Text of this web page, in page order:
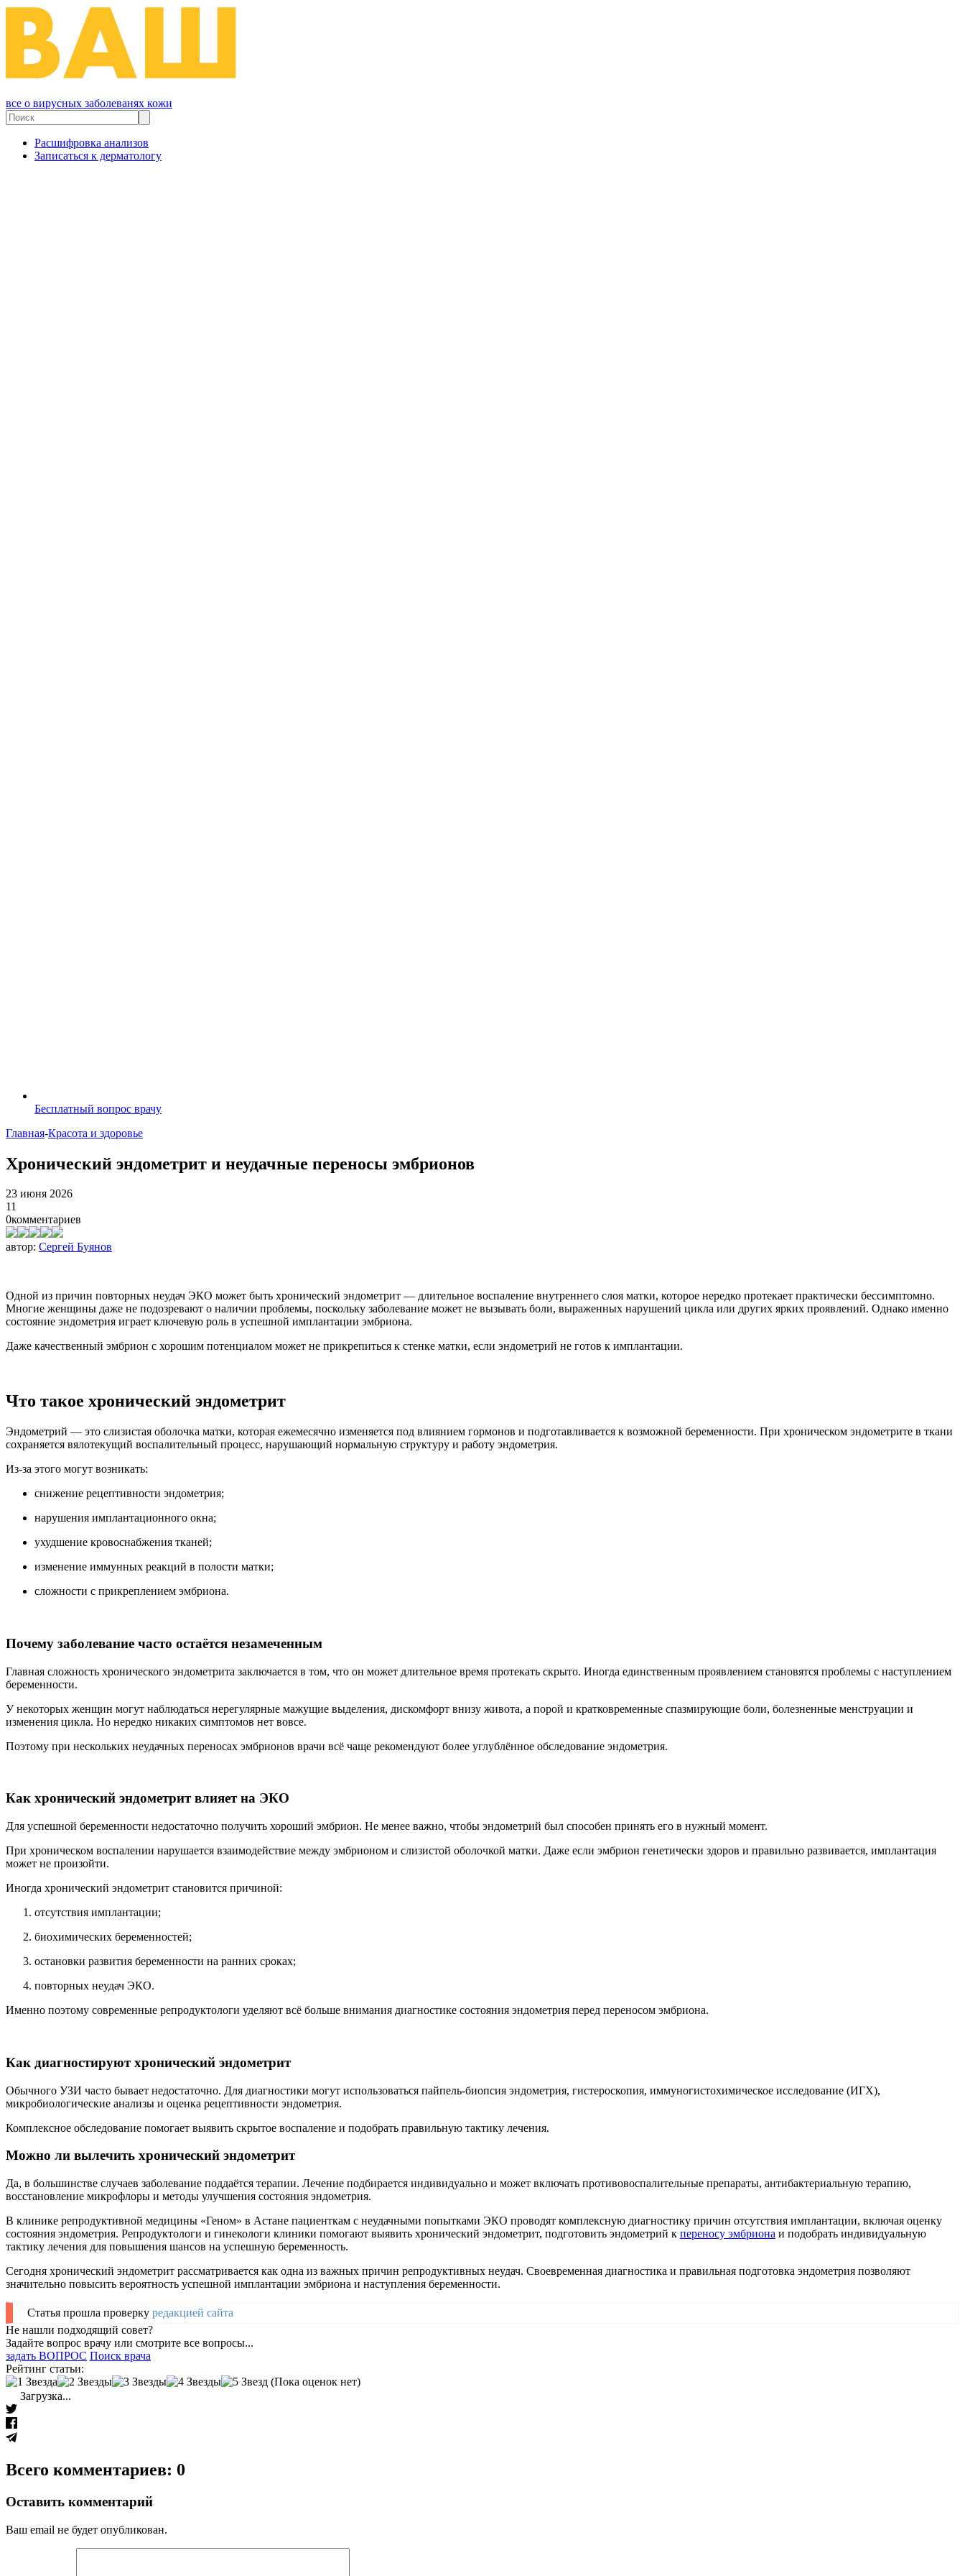
все о вирусных заболеванях кожи
Расшифровка анализов
Записаться к дерматологу
Бесплатный вопрос врачу
Главная-Красота и здоровье
Хронический эндометрит и неудачные переносы эмбрионов
23 июня 2026
11
0комментариев
автор: Сергей Буянов
Одной из причин повторных неудач ЭКО может быть хронический эндометрит — длительное воспаление внутреннего слоя матки, которое нередко протекает практически бессимптомно.
Многие женщины даже не подозревают о наличии проблемы, поскольку заболевание может не вызывать боли, выраженных нарушений цикла или других ярких проявлений. Однако именно
состояние эндометрия играет ключевую роль в успешной имплантации эмбриона.
Даже качественный эмбрион с хорошим потенциалом может не прикрепиться к стенке матки, если эндометрий не готов к имплантации.
Что такое хронический эндометрит
Эндометрий — это слизистая оболочка матки, которая ежемесячно изменяется под влиянием гормонов и подготавливается к возможной беременности. При хроническом эндометрите в ткани
сохраняется вялотекущий воспалительный процесс, нарушающий нормальную структуру и работу эндометрия.
Из-за этого могут возникать:
снижение рецептивности эндометрия;
нарушения имплантационного окна;
ухудшение кровоснабжения тканей;
изменение иммунных реакций в полости матки;
сложности с прикреплением эмбриона.
Почему заболевание часто остаётся незамеченным
Главная сложность хронического эндометрита заключается в том, что он может длительное время протекать скрыто. Иногда единственным проявлением становятся проблемы с наступлением
беременности.
У некоторых женщин могут наблюдаться нерегулярные мажущие выделения, дискомфорт внизу живота, а порой и кратковременные спазмирующие боли, болезненные менструации и
изменения цикла. Но нередко никаких симптомов нет вовсе.
Поэтому при нескольких неудачных переносах эмбрионов врачи всё чаще рекомендуют более углублённое обследование эндометрия.
Как хронический эндометрит влияет на ЭКО
Для успешной беременности недостаточно получить хороший эмбрион. Не менее важно, чтобы эндометрий был способен принять его в нужный момент.
При хроническом воспалении нарушается взаимодействие между эмбрионом и слизистой оболочкой матки. Даже если эмбрион генетически здоров и правильно развивается, имплантация
может не произойти.
Иногда хронический эндометрит становится причиной:
отсутствия имплантации;
биохимических беременностей;
остановки развития беременности на ранних сроках;
повторных неудач ЭКО.
Именно поэтому современные репродуктологи уделяют всё больше внимания диагностике состояния эндометрия перед переносом эмбриона.
Как диагностируют хронический эндометрит
Обычного УЗИ часто бывает недостаточно. Для диагностики могут использоваться пайпель-биопсия эндометрия, гистероскопия, иммуногистохимическое исследование (ИГХ),
микробиологические анализы и оценка рецептивности эндометрия.
Комплексное обследование помогает выявить скрытое воспаление и подобрать правильную тактику лечения.
Можно ли вылечить хронический эндометрит
Да, в большинстве случаев заболевание поддаётся терапии. Лечение подбирается индивидуально и может включать противовоспалительные препараты, антибактериальную терапию,
восстановление микрофлоры и методы улучшения состояния эндометрия.
В клинике репродуктивной медицины «Геном» в Астане пациенткам с неудачными попытками ЭКО проводят комплексную диагностику причин отсутствия имплантации, включая оценку
состояния эндометрия. Репродуктологи и гинекологи клиники помогают выявить хронический эндометрит, подготовить эндометрий к переносу эмбриона и подобрать индивидуальную
тактику лечения для повышения шансов на успешную беременность.
Сегодня хронический эндометрит рассматривается как одна из важных причин репродуктивных неудач. Своевременная диагностика и правильная подготовка эндометрия позволяют
значительно повысить вероятность успешной имплантации эмбриона и наступления беременности.
Статья прошла проверку редакцией сайта
Не нашли подходящий совет?
Задайте вопрос врачу или смотрите все вопросы...
задать ВОПРОС Поиск врача
Рейтинг статьи:
(Пока оценок нет)
Загрузка...
Всего комментариев: 0
Оставить комментарий
Ваш email не будет опубликован.